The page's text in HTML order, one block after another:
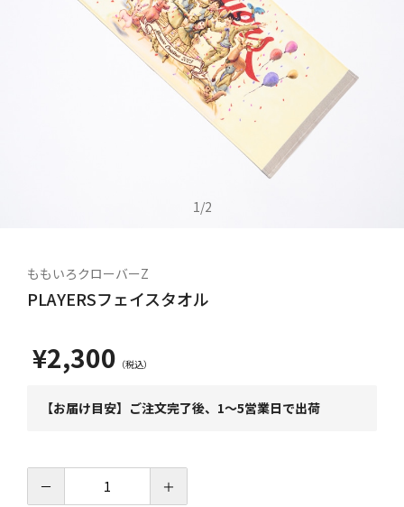
1/2
ももいろクローバーZ
PLAYERSフェイスタオル
¥2,300
【お届け目安】ご注文完了後、1～5営業日で出荷
－ ＋